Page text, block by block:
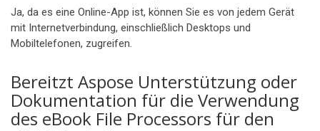
Ja, da es eine Online-App ist, können Sie es von jedem Gerät
mit Internetverbindung, einschließlich Desktops und
Mobiltelefonen, zugreifen.
Bereitzt Aspose Unterstützung oder
Dokumentation für die Verwendung
des eBook File Processors für den